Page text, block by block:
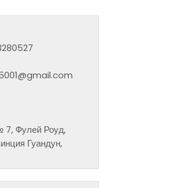
7, Фулей Роуд,
Гуандун,